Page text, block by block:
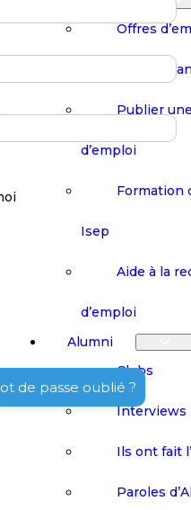
Panier
Boutique
Offres
Stages /
Publier
d’emploi
Formation
Isep
Aide à la
d’emploi
Alumni
Clubs
Interviews
Ils ont fait
Paroles
de passe oublié ?